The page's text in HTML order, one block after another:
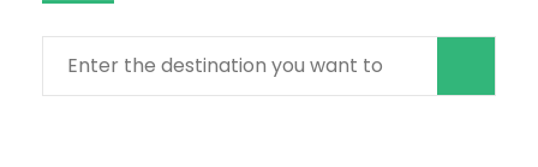
Search
for: